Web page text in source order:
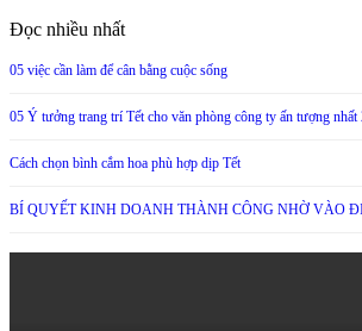
Đọc nhiều nhất
05 việc cần làm để cân bằng cuộc sống
05 Ý tưởng trang trí Tết cho văn phòng công ty ấn tượng nhất
Cách chọn bình cắm hoa phù hợp dịp Tết
BÍ QUYẾT KINH DOANH THÀNH CÔNG NHỜ VÀO